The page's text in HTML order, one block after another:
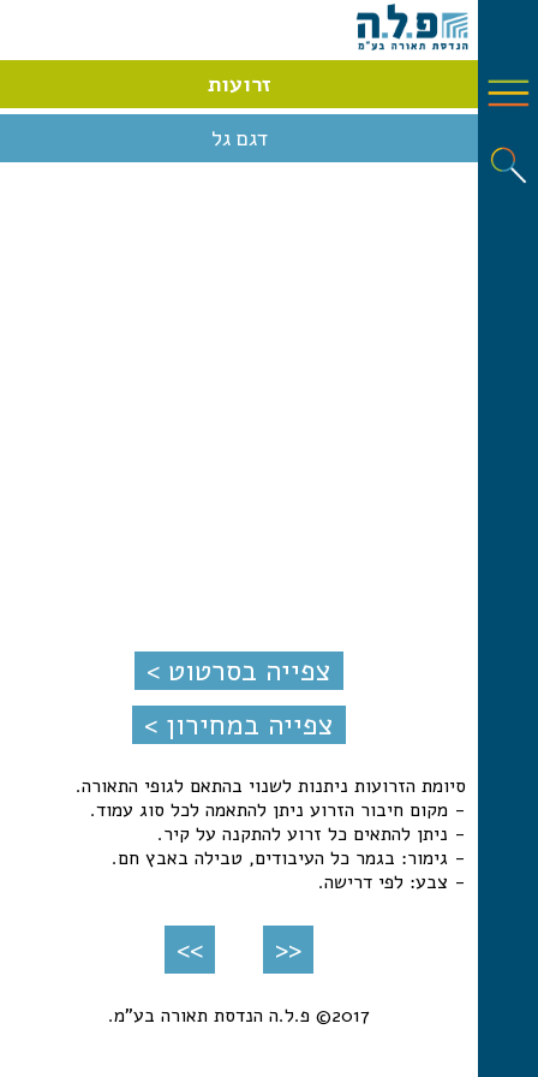
זרועות
דגם גל
צפייה בסרטוט >
צפייה במחירון >
סיומת הזרועות ניתנות לשנוי בהתאם לגופי התאורה.
- מקום חיבור הזרוע ניתן להתאמה לכל סוג עמוד.
- ניתן להתאים כל זרוע להתקנה על קיר.
- גימור: בגמר כל העיבודים, טבילה באבץ חם.
- צבע: לפי דרישה.
<<
>>
2017© פ.ל.ה הנדסת תאורה בע"מ.